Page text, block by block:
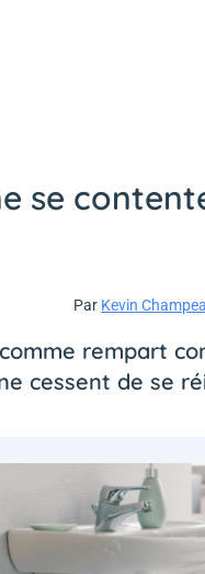
se
Par Kevin
rempart
cessent de se